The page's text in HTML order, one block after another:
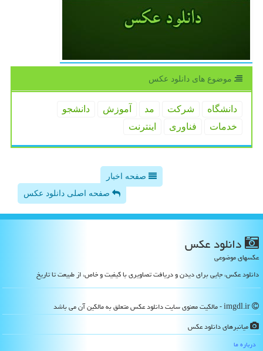
موضوع های دانلود عكس
دانشگاه شركت مد آموزش
دانشجو
خدمات
فناوری اینترنت
صفحه اخبار
صفحه اصلی دانلود عکس
دانلود عكس
عکسهای موضوعی
دانلود عکس، جایی برای دیدن و دریافت تصاویری با کیفیت و خاص، از طبیعت تا تاریخ
میانبرهای دانلود عكس
درباره ما